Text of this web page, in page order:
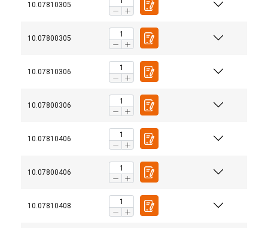
10.07810305
10.07800305
10.07810306
10.07800306
10.07810406
10.07800406
10.07810408